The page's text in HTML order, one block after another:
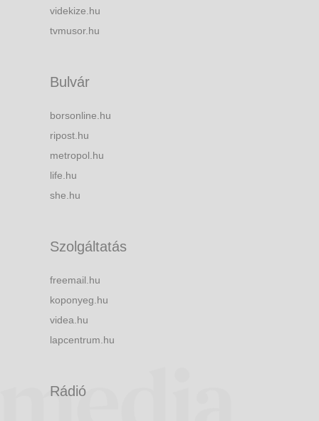
videkize.hu
tvmusor.hu
Bulvár
borsonline.hu
ripost.hu
metropol.hu
life.hu
she.hu
Szolgáltatás
freemail.hu
koponyeg.hu
videa.hu
lapcentrum.hu
Rádió